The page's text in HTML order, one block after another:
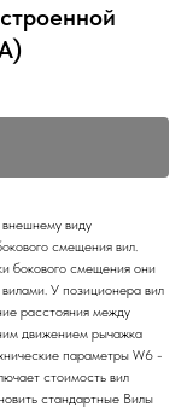
виду
смещения вил.
бокового смещения они
У позиционера вил
расстояния между
движением рычажка
параметры W6 -
стоимость вил
стандартные Вилы